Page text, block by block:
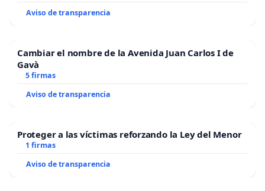
Aviso de transparencia
Cambiar el nombre de la Avenida Juan Carlos I de
Gavà
5 firmas
Aviso de transparencia
Proteger a las víctimas reforzando la Ley del Menor
1 firmas
Aviso de transparencia